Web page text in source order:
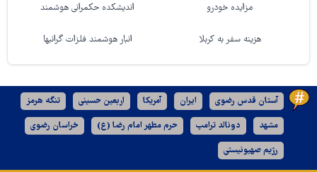
مزایده خودرو اندیشکده حکمرانی هوشمند
هزینه سفر به کربلا انبار هوشمند فلزات گرانبها
آستان قدس رضوی ایران آمریکا اربعین حسینی تنگه هرمز
مشهد دونالد ترامپ حرم مطهر امام رضا (ع) خراسان رضوی
رژیم صهیونیستی